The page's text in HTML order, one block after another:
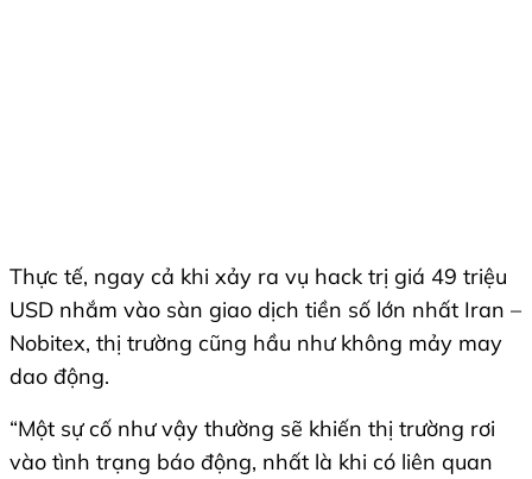
Thực tế, ngay cả khi xảy ra vụ hack trị giá 49 triệu
USD nhắm vào sàn giao dịch tiền số lớn nhất Iran –
Nobitex, thị trường cũng hầu như không mảy may
dao động.
“Một sự cố như vậy thường sẽ khiến thị trường rơi
vào tình trạng báo động, nhất là khi có liên quan